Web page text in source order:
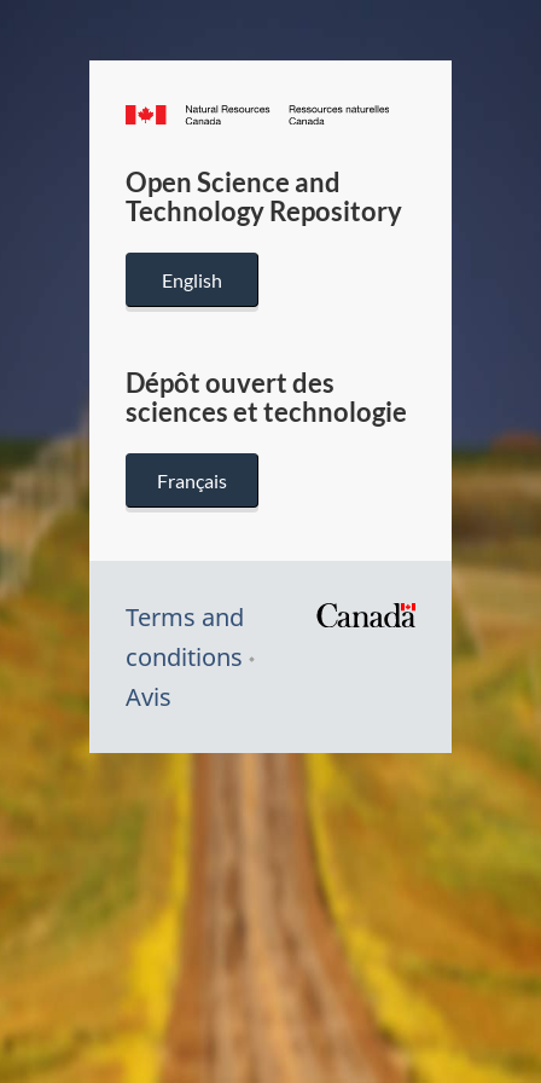
Canada.ca
/
Canada
Open Science and
Technology Repository
English
Dépôt ouvert des
sciences et technologie
Français
Terms and
conditions
Avis
Symbole
Canada